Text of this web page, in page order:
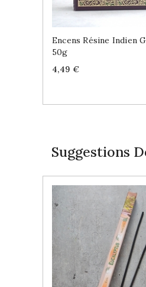
Encens Résine Indien
50g
Price
4,49 €
Suggestions